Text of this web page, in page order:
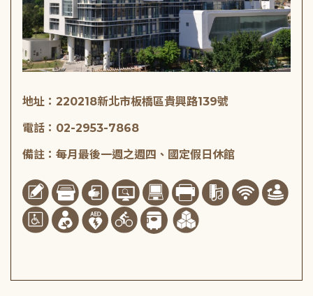
地址：220218新北市板橋區貴興路139號
電話：02-2953-7868
備註：每月最後一週之週四、國定假日休館